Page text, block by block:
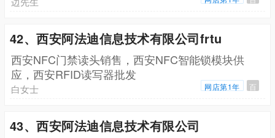
42、西安阿法迪信息技术有限公司frtu
西安NFC门禁读头销售，西安NFC智能锁模块供
应，西安RFID读写器批发
白女士 网店第1年 百
43、西安阿法迪信息技术有限公司